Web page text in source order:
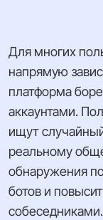
Для многих
напрямую
платформа
аккаунтами.
ищут
реальному
обнаружения
ботов и
собеседниками.